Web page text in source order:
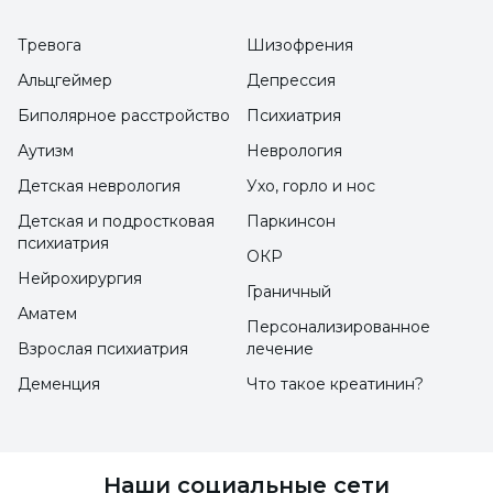
Как проходит герпес, лечение герпеса
применяется различными способами.
Кроме того, в зависимости от региона
локализации герпеса происходят
изменения и различия в применяемом
лечении. Но до сих пор не существует четко
определенного окончательного лечения.
местно. Вирус остается в части нервных
Тревога
Альцгеймер
Биполярное расстройство
Аутизм
Детская неврология
Шизофрения
Депрессия
Психиатрия
Неврология
Ухо, горло и нос
Детская и подростковая
психиатрия
Нейрохирургия
Аматем
Взрослая психиатрия
Деменция
Паркинсон
ОКР
Граничный
Персонализированное
лечение
Что такое креатинин?
Наши социальные сети